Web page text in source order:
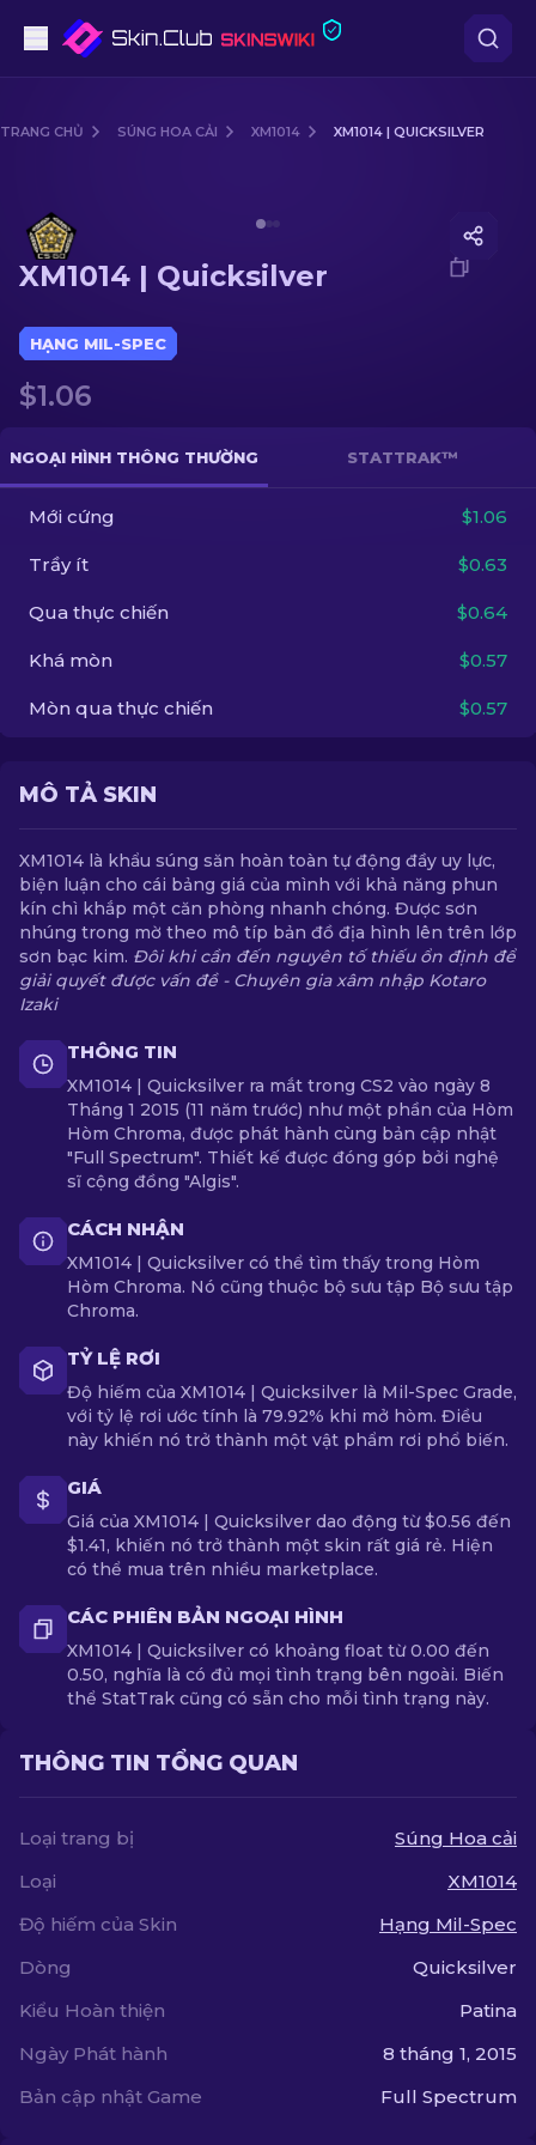
Súng trường
Súng trường Bắn tỉa
Dao
Găng tay
Hòm
Khác
TRANG CHỦ SÚNG HOA CẢI XM1014 XM1014 | QUICKSILVER
XM1014 | Quicksilver
HẠNG MIL-SPEC
$1.06
NGOẠI HÌNH THÔNG THƯỜNG STATTRAK™
Mới cứng $1.06
Trầy ít $0.63
Qua thực chiến $0.64
Khá mòn $0.57
Mòn qua thực chiến $0.57
MÔ TẢ SKIN
XM1014 là khẩu súng săn hoàn toàn tự động đầy uy lực,
biện luận cho cái bảng giá của mình với khả năng phun
kín chì khắp một căn phòng nhanh chóng. Được sơn
nhúng trong mờ theo mô típ bản đồ địa hình lên trên lớp
sơn bạc kim. Đôi khi cần đến nguyên tố thiếu ổn định để
giải quyết được vấn đề - Chuyên gia xâm nhập Kotaro
Izaki
THÔNG TIN
XM1014 | Quicksilver ra mắt trong CS2 vào ngày 8
Tháng 1 2015 (11 năm trước) như một phần của Hòm
Hòm Chroma, được phát hành cùng bản cập nhật
"Full Spectrum". Thiết kế được đóng góp bởi nghệ
sĩ cộng đồng "Algis".
CÁCH NHẬN
XM1014 | Quicksilver có thể tìm thấy trong Hòm
Hòm Chroma. Nó cũng thuộc bộ sưu tập Bộ sưu tập
Chroma.
TỶ LỆ RƠI
Độ hiếm của XM1014 | Quicksilver là Mil-Spec Grade,
với tỷ lệ rơi ước tính là 79.92% khi mở hòm. Điều
này khiến nó trở thành một vật phẩm rơi phổ biến.
GIÁ
Giá của XM1014 | Quicksilver dao động từ $0.56 đến
$1.41, khiến nó trở thành một skin rất giá rẻ. Hiện
có thể mua trên nhiều marketplace.
CÁC PHIÊN BẢN NGOẠI HÌNH
XM1014 | Quicksilver có khoảng float từ 0.00 đến
0.50, nghĩa là có đủ mọi tình trạng bên ngoài. Biến
thể StatTrak cũng có sẵn cho mỗi tình trạng này.
THÔNG TIN TỔNG QUAN
Loại trang bị
Súng Hoa cải
Loại
XM1014
Độ hiếm của Skin
Hạng Mil-Spec
Dòng
Quicksilver
Kiểu Hoàn thiện
Patina
Ngày Phát hành
8 tháng 1, 2015
Bản cập nhật Game
Full Spectrum